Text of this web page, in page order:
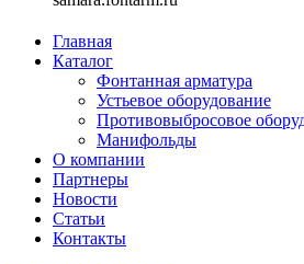
Главная
Каталог
Фонтанная арматура
Устьевое оборудование
Противовыбросовое
Манифольды
О компании
Партнеры
Новости
Статьи
Контакты